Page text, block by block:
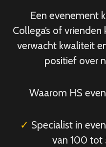
Een evenement
Collega’s of
verwacht kwaliteit
positief over
Waarom HS
✓ Specialist in
van 100 tot